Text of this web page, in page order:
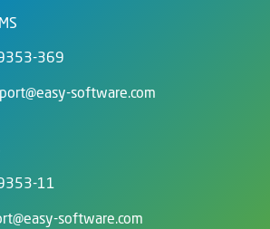
369
software.com
11
software.com